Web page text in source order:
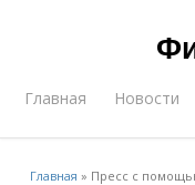
Главная Новости
Главная » Пресс с